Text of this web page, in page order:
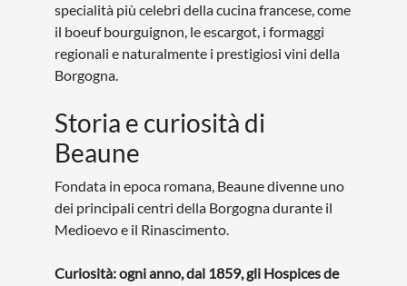
specialità più celebri della cucina francese, come
il boeuf bourguignon, le escargot, i formaggi
regionali e naturalmente i prestigiosi vini della
Borgogna.
Storia e curiosità di
Beaune
Fondata in epoca romana, Beaune divenne uno
dei principali centri della Borgogna durante il
Medioevo e il Rinascimento.
Curiosità: ogni anno, dal 1859, gli Hospices de